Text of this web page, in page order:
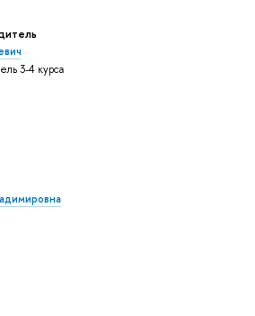
3-4 курса